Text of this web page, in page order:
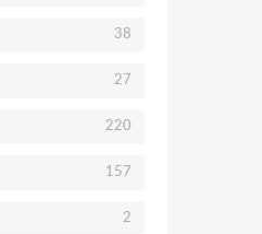
38
27
220
157
2